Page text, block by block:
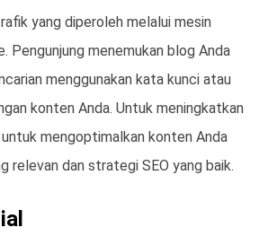
yang diperoleh melalui mesin
Pengunjung menemukan blog Anda
menggunakan kata kunci atau
konten Anda. Untuk meningkatkan
mengoptimalkan konten Anda
relevan dan strategi SEO yang baik.